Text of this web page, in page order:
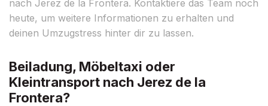
nach Jerez de la Frontera. Kontaktiere das Team noch
heute, um weitere Informationen zu erhalten und
deinen Umzugstress hinter dir zu lassen.
Beiladung, Möbeltaxi oder
Kleintransport nach Jerez de la
Frontera?